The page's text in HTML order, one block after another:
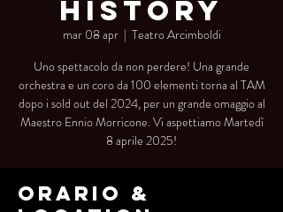
History
mar 08 apr
  |
Teatro Arcimboldi
Uno spettacolo da non perdere! Una grande
orchestra e un coro da 100 elementi torna al TAM
dopo i sold out del 2024, per un grande omaggio al
Maestro Ennio Morricone. Vi aspettiamo Martedì
8 aprile 2025!
Orario &